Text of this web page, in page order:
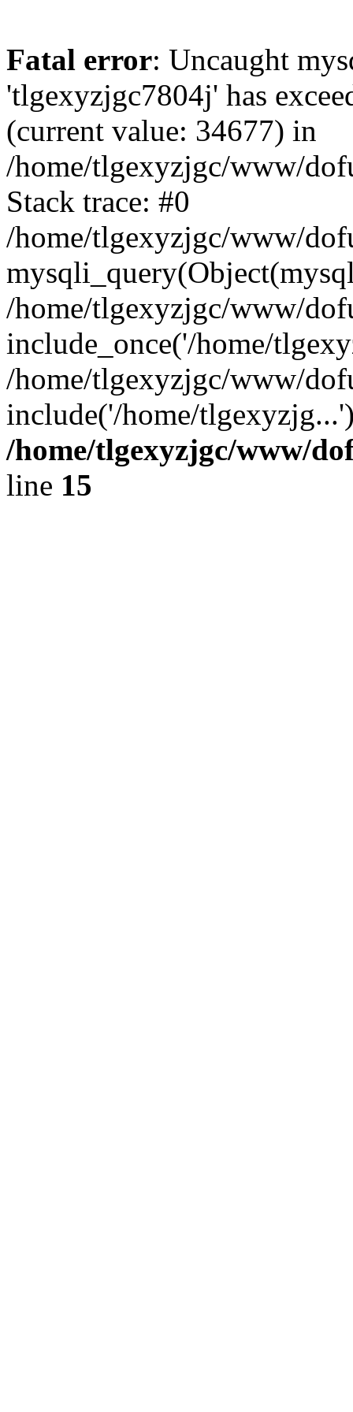
Fatal error: Uncaught
'tlgexyzjgc7804j' has
(current value: 34677) in
/home/tlgexyzjgc/www/
Stack trace: #0
/home/tlgexyzjgc/www/
/home/tlgexyzjgc/www/
include_once('/home/
/home/tlgexyzjgc/www/
include('/home/
/home/tlgexyzjgc/www/
line 15